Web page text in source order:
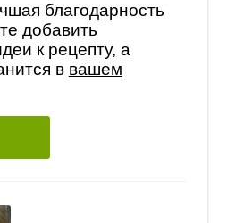
благодарность
добавить
к рецепту, а
в вашем